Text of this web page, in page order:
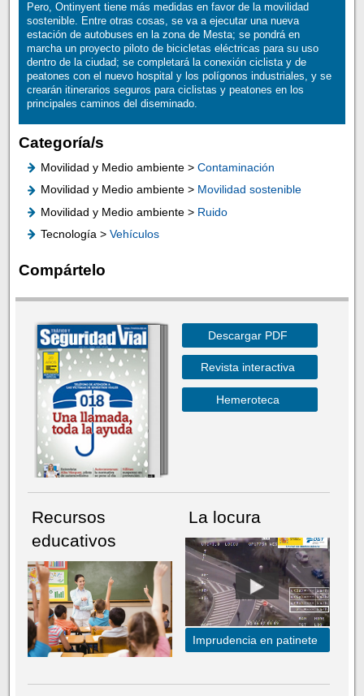
Pero, Ontinyent tiene más medidas en favor de la movilidad
sostenible. Entre otras cosas, se va a ejecutar una nueva
estación de autobuses en la zona de Mesta; se pondrá en
marcha un proyecto piloto de bicicletas eléctricas para su uso
dentro de la ciudad; se completará la conexión ciclista y de
peatones con el nuevo hospital y los polígonos industriales, y se
crearán itinerarios seguros para ciclistas y peatones en los
principales caminos del diseminado.
Categoría/s
Movilidad y Medio ambiente > Contaminación
Movilidad y Medio ambiente > Movilidad sostenible
Movilidad y Medio ambiente > Ruido
Tecnología > Vehículos
Compártelo
Descargar PDF
Revista interactiva
Hemeroteca
Recursos
educativos
La locura
Imprudencia en patinete